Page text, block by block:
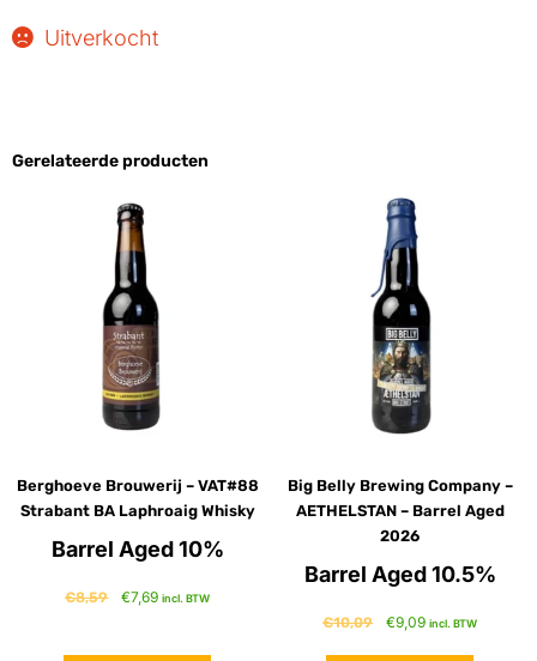
Uitverkocht
Gerelateerde producten
Berghoeve Brouwerij – VAT#88
Strabant BA Laphroaig Whisky
Barrel Aged 10%
€8,59 €7,69 incl. BTW
Big Belly Brewing Company –
AETHELSTAN – Barrel Aged
2026
Barrel Aged 10.5%
€10,09 €9,09 incl. BTW